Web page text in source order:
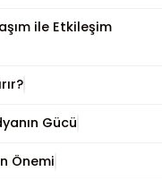
ile Etkileşim
Gücü
Önemi